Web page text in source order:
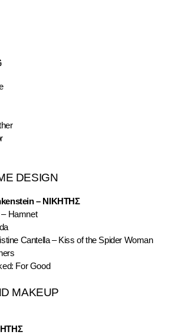
DESIGN
– ΝΙΚΗΤΗΣ
Hamnet
Cantella – Kiss of the Spider Woman
For Good
MAKEUP